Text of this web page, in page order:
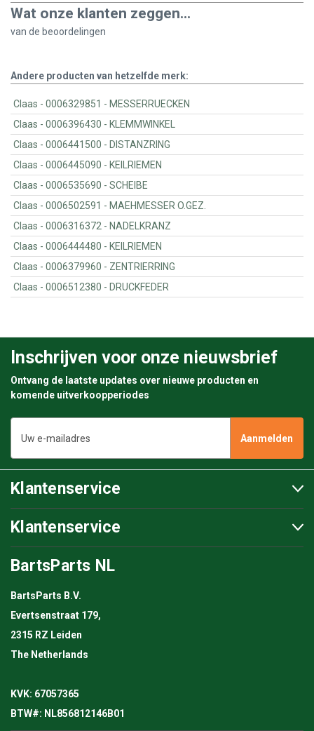
Wat onze klanten zeggen...
van de beoordelingen
Andere producten van hetzelfde merk:
Claas - 0006329851 - MESSERRUECKEN
Claas - 0006396430 - KLEMMWINKEL
Claas - 0006441500 - DISTANZRING
Claas - 0006445090 - KEILRIEMEN
Claas - 0006535690 - SCHEIBE
Claas - 0006502591 - MAEHMESSER O.GEZ.
Claas - 0006316372 - NADELKRANZ
Claas - 0006444480 - KEILRIEMEN
Claas - 0006379960 - ZENTRIERRING
Claas - 0006512380 - DRUCKFEDER
Inschrijven voor onze nieuwsbrief
Ontvang de laatste updates over nieuwe producten en
komende uitverkoopperiodes
mailadres
Klantenservice
Klantenservice
BartsParts NL
BartsParts B.V.
Evertsenstraat 179,
2315 RZ Leiden
The Netherlands
KVK: 67057365
BTW#: NL856812146B01